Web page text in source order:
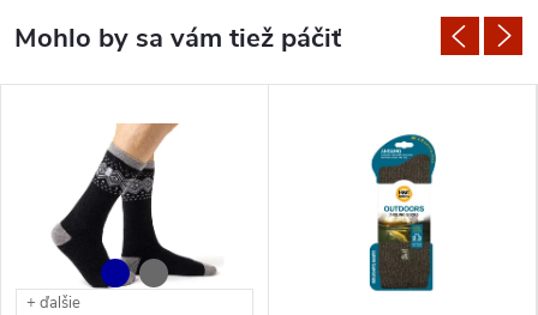
+ ďalšie